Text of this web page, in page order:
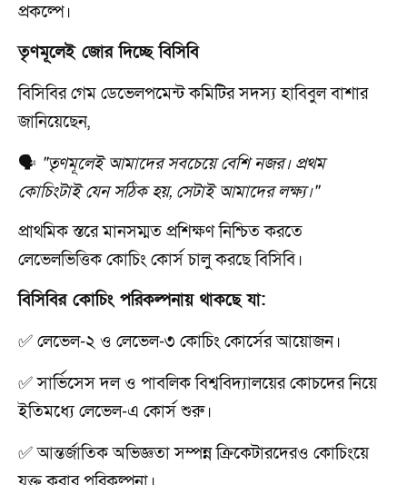
প্রকল্পে।
তৃণমূলেই জোর দিচ্ছে বিসিবি
বিসিবির গেম ডেভেলপমেন্ট কমিটির সদস্য হাবিবুল বাশার
জানিয়েছেন,
🗣️ "তৃণমূলেই আমাদের সবচেয়ে বেশি নজর। প্রথম
কোচিংটাই যেন সঠিক হয়, সেটাই আমাদের লক্ষ্য।"
প্রাথমিক স্তরে মানসম্মত প্রশিক্ষণ নিশ্চিত করতে
লেভেলভিত্তিক কোচিং কোর্স চালু করছে বিসিবি।
বিসিবির কোচিং পরিকল্পনায় থাকছে যা:
✅ লেভেল-২ ও লেভেল-৩ কোচিং কোর্সের আয়োজন।
✅ সার্ভিসেস দল ও পাবলিক বিশ্ববিদ্যালয়ের কোচদের নিয়ে
ইতিমধ্যে লেভেল-এ কোর্স শুরু।
✅ আন্তর্জাতিক অভিজ্ঞতা সম্পন্ন ক্রিকেটারদেরও কোচিংয়ে